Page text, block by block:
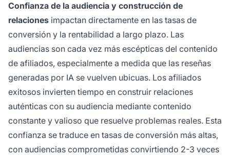
Confianza de la audiencia y construcción de
relaciones impactan directamente en las tasas de
conversión y la rentabilidad a largo plazo. Las
audiencias son cada vez más escépticas del contenido
de afiliados, especialmente a medida que las reseñas
generadas por IA se vuelven ubicuas. Los afiliados
exitosos invierten tiempo en construir relaciones
auténticas con su audiencia mediante contenido
constante y valioso que resuelve problemas reales. Esta
confianza se traduce en tasas de conversión más altas,
con audiencias comprometidas convirtiendo 2-3 veces